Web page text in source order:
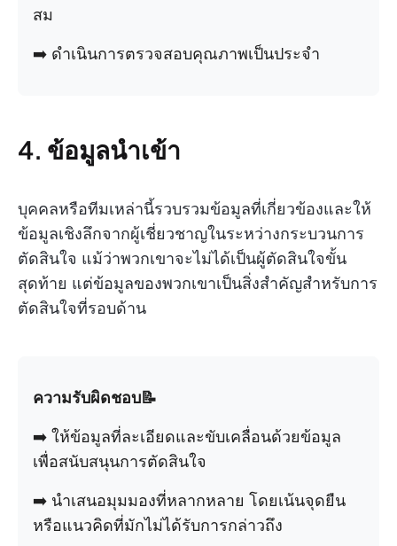
สม
➡️ ดำเนินการตรวจสอบคุณภาพเป็นประจำ
4. ข้อมูลนำเข้า
บุคคลหรือทีมเหล่านี้รวบรวมข้อมูลที่เกี่ยวข้องและให้
ข้อมูลเชิงลึกจากผู้เชี่ยวชาญในระหว่างกระบวนการ
ตัดสินใจ แม้ว่าพวกเขาจะไม่ได้เป็นผู้ตัดสินใจขั้น
สุดท้าย แต่ข้อมูลของพวกเขาเป็นสิ่งสำคัญสำหรับการ
ตัดสินใจที่รอบด้าน
ความรับผิดชอบ📝
➡️ ให้ข้อมูลที่ละเอียดและขับเคลื่อนด้วยข้อมูล
เพื่อสนับสนุนการตัดสินใจ
➡️ นำเสนอมุมมองที่หลากหลาย โดยเน้นจุดยืน
หรือแนวคิดที่มักไม่ได้รับการกล่าวถึง